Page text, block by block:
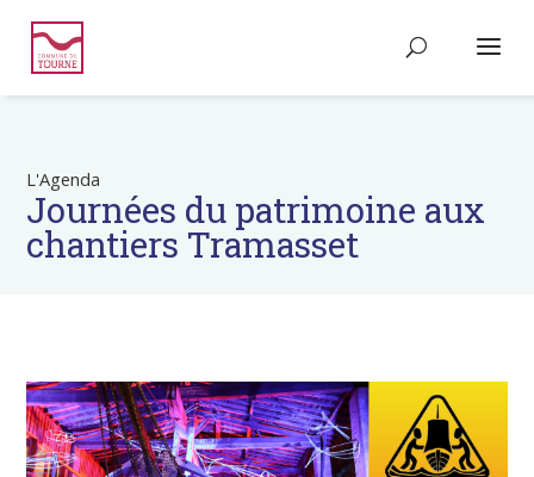
L'Agenda
Journées du patrimoine aux
chantiers Tramasset